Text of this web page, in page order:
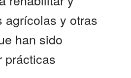
agrícolas y otras
han sido
prácticas